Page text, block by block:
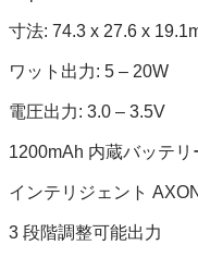
寸法: 74.3 x 27.6 x
ワット出力: 5 – 20W
電圧出力: 3.0 – 3.5V
1200mAh 内蔵バッテリ
インテリジェント
3 段階調整可能出力